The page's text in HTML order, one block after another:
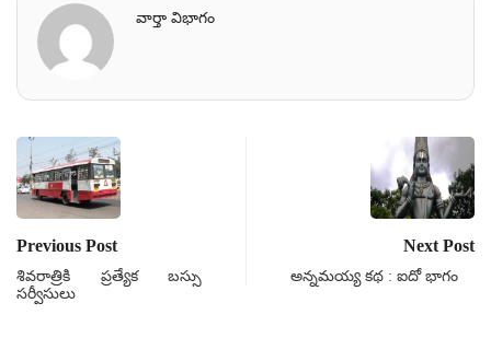
వార్తా విభాగం
Previous Post
శివరాత్రికి ప్రత్యేక బస్సు
సర్వీసులు
Next Post
అన్నమయ్య కథ : ఐదో భాగం